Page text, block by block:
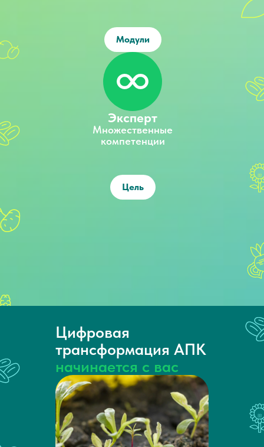
Модули
Эксперт
Множественные
компетенции
Цель
Цифровая
трансформация АПК
начинается с вас